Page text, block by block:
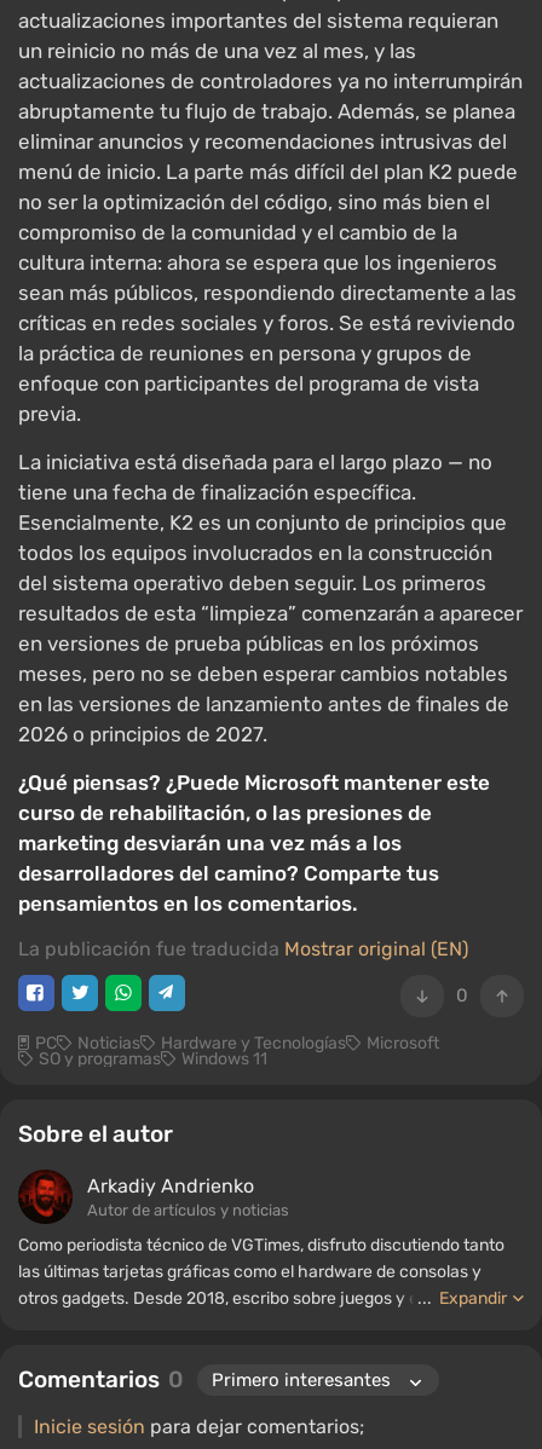
actualizaciones importantes del sistema requieran
un reinicio no más de una vez al mes, y las
actualizaciones de controladores ya no interrumpirán
abruptamente tu flujo de trabajo. Además, se planea
eliminar anuncios y recomendaciones intrusivas del
menú de inicio. La parte más difícil del plan K2 puede
no ser la optimización del código, sino más bien el
compromiso de la comunidad y el cambio de la
cultura interna: ahora se espera que los ingenieros
sean más públicos, respondiendo directamente a las
críticas en redes sociales y foros. Se está reviviendo
la práctica de reuniones en persona y grupos de
enfoque con participantes del programa de vista
previa.
La iniciativa está diseñada para el largo plazo — no
tiene una fecha de finalización específica.
Esencialmente, K2 es un conjunto de principios que
todos los equipos involucrados en la construcción
del sistema operativo deben seguir. Los primeros
resultados de esta “limpieza” comenzarán a aparecer
en versiones de prueba públicas en los próximos
meses, pero no se deben esperar cambios notables
en las versiones de lanzamiento antes de finales de
2026 o principios de 2027.
¿Qué piensas? ¿Puede Microsoft mantener este
curso de rehabilitación, o las presiones de
marketing desviarán una vez más a los
desarrolladores del camino? Comparte tus
pensamientos en los comentarios.
La publicación fue traducida Mostrar original (EN)
0
PC Noticias Hardware y Tecnologías Microsoft
SO y programas Windows 11
Sobre el autor
Arkadiy Andrienko
Autor de artículos y noticias
Como periodista técnico de VGTimes, disfruto discutiendo tanto
las últimas tarjetas gráficas como el hardware de consolas y
otros gadgets. Desde 2018, escribo sobre juegos y equipos; mi
audio, y mi amor por la electrónica me ha llevado a estudiar el
nuevo e interesante en el ámbito del hardware para juegos.
... Expandir
Comentarios 0
Inicie sesión para dejar comentarios;